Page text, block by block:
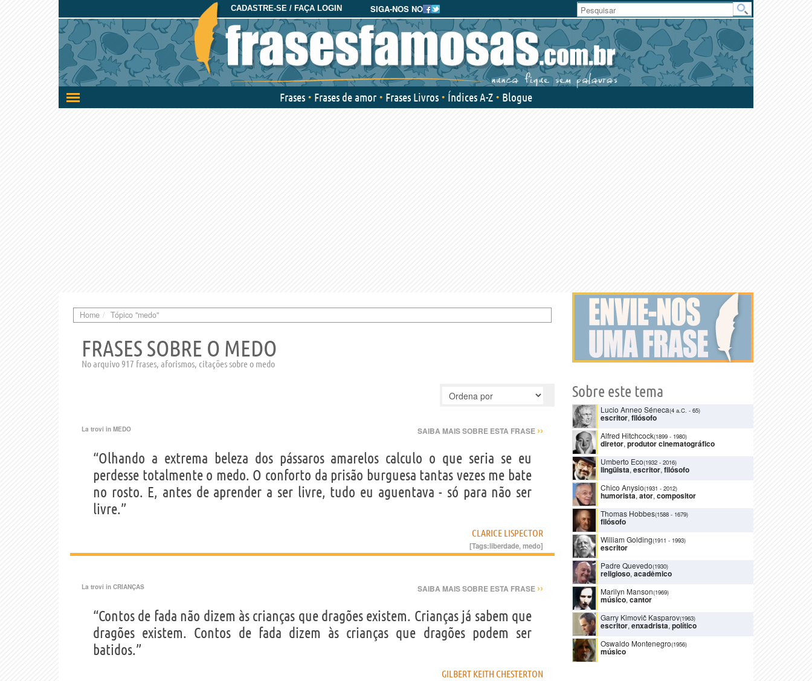
SIGA-NOS NO
CADASTRE-SE / FAÇA LOGIN
Ativar/desativar
a
Área
do
Usuário
Frases Frases de amor Frases Livros Índices A-Z Blogue
Home Tópico "medo"
FRASES SOBRE O MEDO
No arquivo 917 frases, aforismos, citações sobre o medo
La trovi in MEDO SAIBA MAIS SOBRE ESTA FRASE ››
“Olhando a extrema beleza dos pássaros amarelos calculo o que seria se eu
perdesse totalmente o medo. O conforto da prisão burguesa tantas vezes me bate
no rosto. E, antes de aprender a ser livre, tudo eu aguentava - só para não ser
livre.”
CLARICE LISPECTOR
[Tags:liberdade,medo]
La trovi in CRIANÇAS SAIBA MAIS SOBRE ESTA FRASE ››
“Contos de fada não dizem às crianças que dragões existem. Crianças já sabem que
dragões existem. Contos de fada dizem às crianças que dragões podem ser
batidos.”
GILBERT KEITH CHESTERTON
Sobre este tema
Lucio Anneo Séneca(4 a.C. - 65)
escritor, filósofo
Alfred Hitchcock(1899 - 1980)
diretor, produtor cinematográfico
Umberto Eco(1932 - 2016)
lingüista, escritor, filósofo
Chico Anysio(1931 - 2012)
humorista, ator, compositor
Thomas Hobbes(1588 - 1679)
filósofo
William Golding(1911 - 1993)
escritor
Padre Quevedo(1930)
religioso, acadêmico
Marilyn Manson(1969)
músico, cantor
Garry Kimovič Kasparov(1963)
escritor, enxadrista, político
Oswaldo Montenegro(1956)
músico